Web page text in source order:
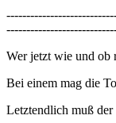
Wer jetzt wie und ob
Bei einem mag die
Letztendlich muß